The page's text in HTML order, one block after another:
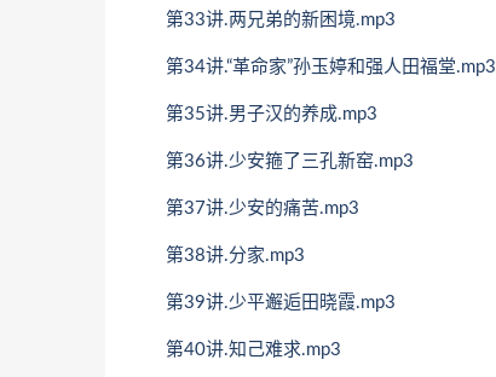
第33讲.两兄弟的新困境.mp3
第34讲.“革命家”孙玉婷和强人田福堂.mp3
第35讲.男子汉的养成.mp3
第36讲.少安箍了三孔新窑.mp3
第37讲.少安的痛苦.mp3
第38讲.分家.mp3
第39讲.少平邂逅田晓霞.mp3
第40讲.知己难求.mp3